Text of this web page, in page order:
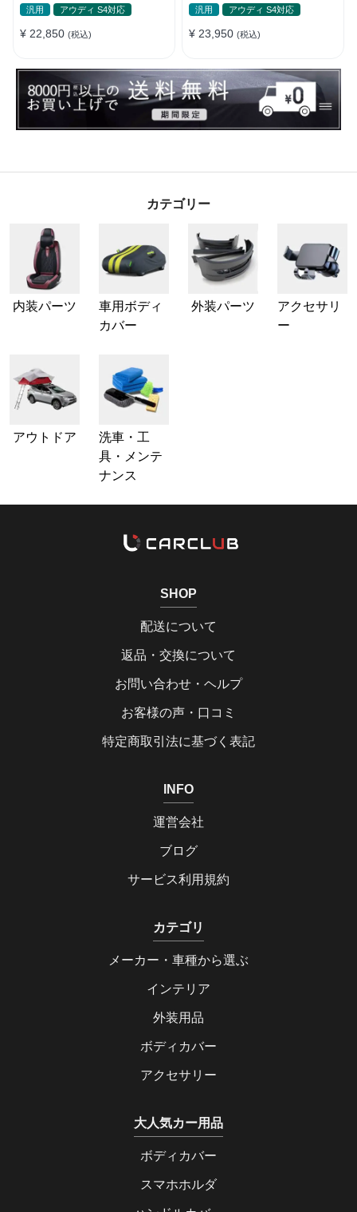
ンプ 旅行 省スペース エアー
汎用 アウディ S4対応
¥ 22,850 (税込)
多用 取付簡単 収納便利 エア
汎用 アウディ S4対応
¥ 23,950 (税込)
カテゴリー
内装パーツ
車用ボディ
カバー
外装パーツ
アクセサリ
ー
アウトドア
洗車・工
具・メンテ
ナンス
SHOP
配送について
返品・交換について
お問い合わせ・ヘルプ
お客様の声・口コミ
特定商取引法に基づく表記
INFO
運営会社
ブログ
サービス利用規約
カテゴリ
メーカー・車種から選ぶ
インテリア
外装用品
ボディカバー
アクセサリー
大人気カー用品
ボディカバー
スマホホルダ